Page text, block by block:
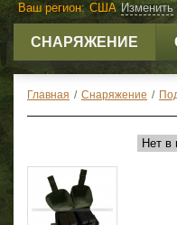
Изменить
Ваш регион: США
СНАРЯЖЕНИЕ
Главная / Снаряжение /
Нет в